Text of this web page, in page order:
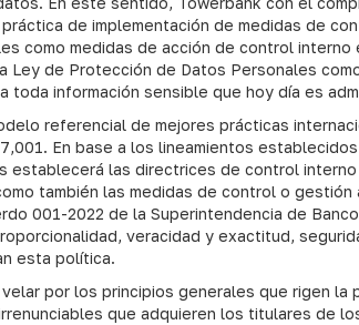
de implementación de medidas de
como medidas de acción de control
Ley de Protección de Datos Personales
toda información sensible que hoy día es
referencial de mejores prácticas
En base a los lineamientos
establecerá las directrices de control
también las medidas de control o
001-2022 de la Superintendencia de
veracidad y exactitud,
esta política.
por los principios generales que rigen
que adquieren los titulares de